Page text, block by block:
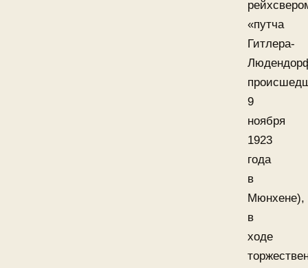
«путча
Гитлера-
9
ноября
1923
года
в
Мюнхене),
в
ходе